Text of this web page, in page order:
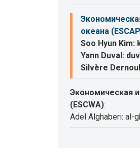
океана
Soo Hyun Kim:
Yann Duval:
Silvère
Экономическая
(ESCWA):
Adel Alghaberi: al-